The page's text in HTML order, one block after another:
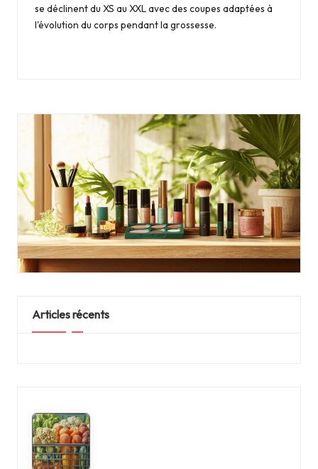
se déclinent du XS au XXL avec des coupes adaptées à
l'évolution du corps pendant la grossesse.
Articles récents